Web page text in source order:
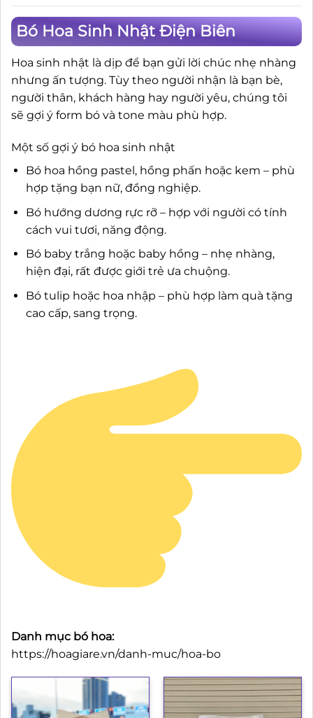
Bó Hoa Sinh Nhật Điện Biên
Hoa sinh nhật là dịp để bạn gửi lời chúc nhẹ nhàng
nhưng ấn tượng. Tùy theo người nhận là bạn bè,
người thân, khách hàng hay người yêu, chúng tôi
sẽ gợi ý form bó và tone màu phù hợp.
Một số gợi ý bó hoa sinh nhật
Bó hoa hồng pastel, hồng phấn hoặc kem – phù
hợp tặng bạn nữ, đồng nghiệp.
Bó hướng dương rực rỡ – hợp với người có tính
cách vui tươi, năng động.
Bó baby trắng hoặc baby hồng – nhẹ nhàng,
hiện đại, rất được giới trẻ ưa chuộng.
Bó tulip hoặc hoa nhập – phù hợp làm quà tặng
cao cấp, sang trọng.
Danh mục bó hoa:
https://hoagiare.vn/danh-muc/hoa-bo